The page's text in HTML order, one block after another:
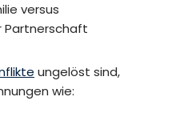
versus
Partnerschaft
ungelöst sind,
wie: